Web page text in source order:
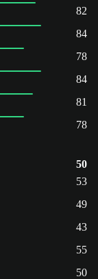
82
84
78
84
81
78
50
53
49
43
55
50